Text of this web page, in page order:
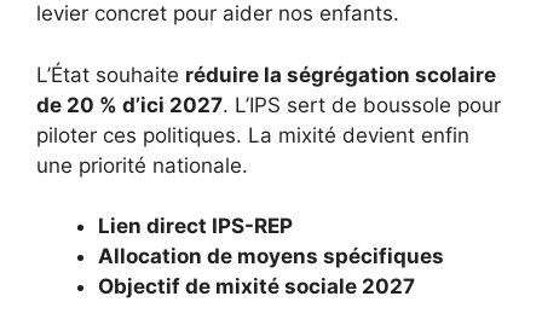
levier concret pour aider nos enfants.
L’État souhaite réduire la ségrégation scolaire
de 20 % d’ici 2027. L’IPS sert de boussole pour
piloter ces politiques. La mixité devient enfin
une priorité nationale.
Lien direct IPS-REP
Allocation de moyens spécifiques
Objectif de mixité sociale 2027